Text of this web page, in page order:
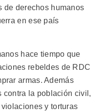
de derechos humanos
en ese país
hace tiempo que
rebeldes de RDC
armas. Además
contra la población civil,
y torturas